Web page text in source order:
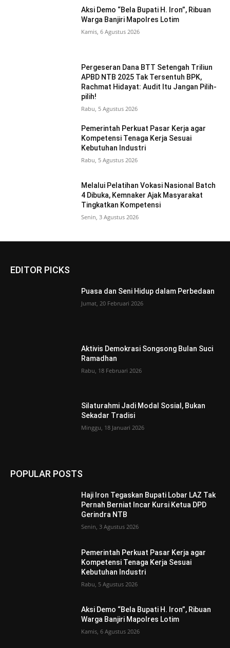
Aksi Demo “Bela Bupati H. Iron”, Ribuan
Warga Banjiri Mapolres Lotim
Kamis, 6 Agustus 2026
Pergeseran Dana BTT Setengah Triliun
APBD NTB 2025 Tak Tersentuh BPK,
Rachmat Hidayat: Audit Itu Jangan Pilih-
pilih!
Rabu, 5 Agustus 2026
Pemerintah Perkuat Pasar Kerja agar
Kompetensi Tenaga Kerja Sesuai
Kebutuhan Industri
Rabu, 5 Agustus 2026
Melalui Pelatihan Vokasi Nasional Batch
4 Dibuka, Kemnaker Ajak Masyarakat
Tingkatkan Kompetensi
Senin, 3 Agustus 2026
EDITOR PICKS
Puasa dan Seni Hidup dalam Perbedaan
Jumat, 20 Februari 2026
Aktivis Demokrasi Songsong Bulan Suci
Ramadhan
Rabu, 18 Februari 2026
Silaturahmi Jadi Modal Sosial, Bukan
Sekadar Tradisi
Minggu, 18 Januari 2026
POPULAR POSTS
Haji Iron Tegaskan Bupati Lobar LAZ Tak
Pernah Berniat Incar Kursi Ketua DPD
Gerindra NTB
Senin, 3 Agustus 2026
Pemerintah Perkuat Pasar Kerja agar
Kompetensi Tenaga Kerja Sesuai
Kebutuhan Industri
Rabu, 5 Agustus 2026
Aksi Demo “Bela Bupati H. Iron”, Ribuan
Warga Banjiri Mapolres Lotim
Kamis, 6 Agustus 2026